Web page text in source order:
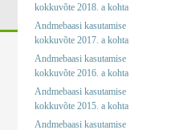
kokkuvõte 2018. a kohta
Andmebaasi kasutamise
kokkuvõte 2017. a kohta
Andmebaasi kasutamise
kokkuvõte 2016. a kohta
Andmebaasi kasutamise
kokkuvõte 2015. a kohta
Andmebaasi kasutamise